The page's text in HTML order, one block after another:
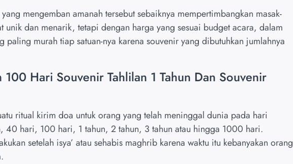
mengemban amanah tersebut sebaiknya mempertimbangkan masak-
unik dan menarik, tetapi dengan harga yang sesuai budget acara, dalam
paling murah tiap satuan-nya karena souvenir yang dibutuhkan jumlahnya
100 Hari Souvenir Tahlilan 1 Tahun Dan Souvenir
ritual kirim doa untuk orang yang telah meninggal dunia pada hari
40 hari, 100 hari, 1 tahun, 2 tahun, 3 tahun atau hingga 1000 hari.
setelah isya’ atau sehabis maghrib karena waktu itu kebanyakan orang